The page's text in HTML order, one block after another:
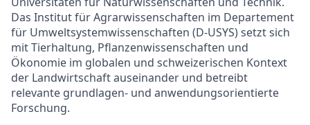
Das Institut für Agrarwissenschaften im Departement
für Umweltsystemwissenschaften (D-USYS) setzt sich
mit Tierhaltung, Pflanzenwissenschaften und
Ökonomie im globalen und schweizerischen Kontext
der Landwirtschaft auseinander und betreibt
relevante grundlagen- und anwendungsorientierte
Forschung.